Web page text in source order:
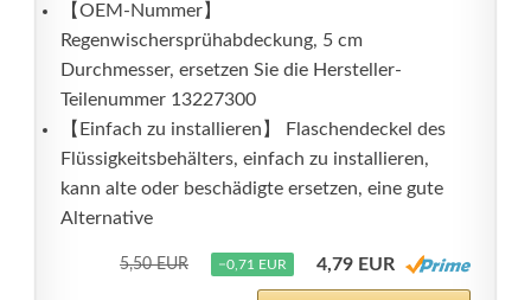
【OEM-Nummer】
Regenwischersprühabdeckung, 5 cm
Durchmesser, ersetzen Sie die Hersteller-
Teilenummer 13227300
【Einfach zu installieren】 Flaschendeckel des
Flüssigkeitsbehälters, einfach zu installieren,
kann alte oder beschädigte ersetzen, eine gute
Alternative
5,50 EUR −0,71 EUR 4,79 EUR